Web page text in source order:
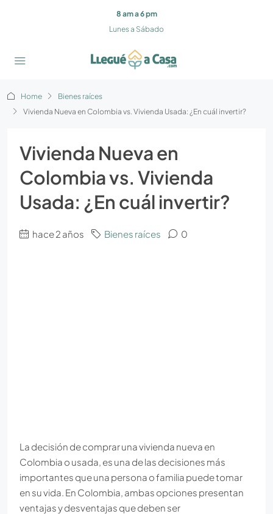
8 am a 6 pm
Lunes a Sábado
Home
Bienes raíces
Vivienda Nueva en Colombia vs. Vivienda Usada: ¿En cuál invertir?
Vivienda Nueva en
Colombia vs. Vivienda
Usada: ¿En cuál invertir?
hace 2 años Bienes raíces 0
La decisión de comprar una vivienda nueva en
Colombia o usada, es una de las decisiones más
importantes que una persona o familia puede tomar
en su vida. En Colombia, ambas opciones presentan
ventajas y desventajas que deben ser